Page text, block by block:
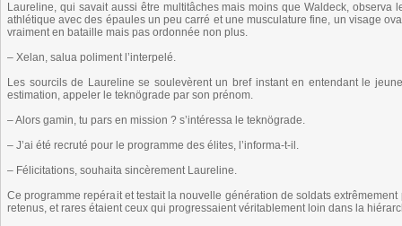
Laureline, qui savait aussi être multitâches mais moins que Waldeck,
athlétique avec des épaules un peu carré et une musculature fine, un visage
vraiment en bataille mais pas ordonnée non plus.
– Xelan, salua poliment l’interpelé.
Les sourcils de Laureline se soulevèrent un bref instant en entendant le
estimation, appeler le teknögrade par son prénom.
– Alors gamin, tu pars en mission ? s’intéressa le teknögrade.
– J’ai été recruté pour le programme des élites, l’informa-t-il.
– Félicitations, souhaita sincèrement Laureline.
Ce programme repérait et testait la nouvelle génération de soldats
retenus, et rares étaient ceux qui progressaient véritablement loin dans la